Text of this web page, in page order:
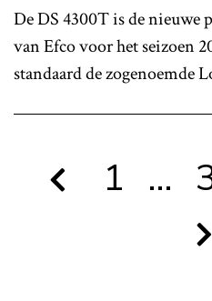
De DS 4300T is de nieuwe
van Efco voor het seizoen
standaard de zogenoemde
1 …